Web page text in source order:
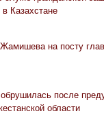
Казахстане
на посту
после
области